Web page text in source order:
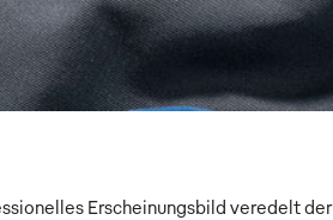
Erscheinungsbild veredelt der